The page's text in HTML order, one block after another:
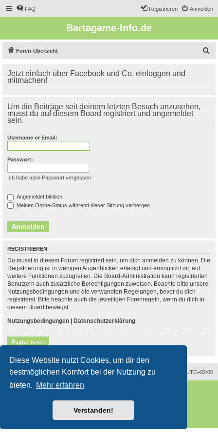
Diese Website nutzt Cookies, um dir den
bestmöglichen Komfort bei der Nutzung zu
bieten. Mehr erfahren
Verstanden!
FAQ Anmelden
Registrieren
Bartagame-Info.de
Foren-Übersicht
Jetzt einfach über Facebook und Co. einloggen und
mitmachen!
Um die Beiträge seit deinem letzten Besuch anzusehen,
musst du auf diesem Board registriert und angemeldet
sein.
Username or Email:
Passwort:
Ich habe mein Passwort vergessen
Angemeldet bleiben
Meinen Online-Status während dieser Sitzung verbergen
REGISTRIEREN
Du musst in diesem Forum registriert sein, um dich anmelden zu können. Die
Registrierung ist in wenigen Augenblicken erledigt und ermöglicht dir, auf
weitere Funktionen zuzugreifen. Die Board-Administration kann registrierten
Benutzern auch zusätzliche Berechtigungen zuweisen. Beachte bitte unsere
Nutzungsbedingungen und die verwandten Regelungen, bevor du dich
registrierst. Bitte beachte auch die jeweiligen Forenregeln, wenn du dich in
diesem Board bewegst.
Nutzungsbedingungen | Datenschutzerklärung
Registrieren
Alle Zeiten sind UTC+02:00
Powered by phpBB® Forum Software © phpBB Limited
Mazeltof2017
Nutzungsbedingungen